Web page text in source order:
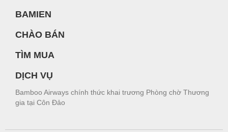
BAMIEN
CHÀO BÁN
TÌM MUA
DỊCH VỤ
Bamboo Airways chính thức khai trương Phòng chờ Thương
gia tại Côn Đảo